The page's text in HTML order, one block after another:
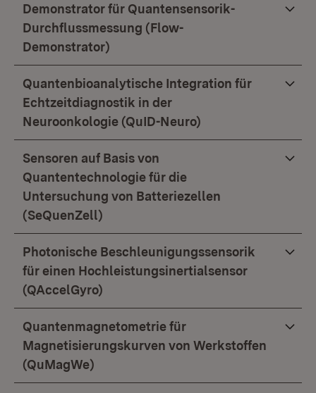
Demonstrator für Quantensensorik-
Durchflussmessung (Flow-
Demonstrator)
Quantenbioanalytische Integration für
Echtzeitdiagnostik in der
Neuroonkologie (QuID-Neuro)
Sensoren auf Basis von
Quantentechnologie für die
Untersuchung von Batteriezellen
(SeQuenZell)
Photonische Beschleunigungssensorik
für einen Hochleistungsinertialsensor
(QAccelGyro)
Quantenmagnetometrie für
Magnetisierungskurven von Werkstoffen
(QuMagWe)